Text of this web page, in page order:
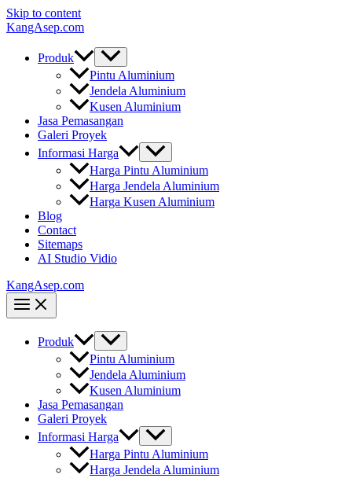
Skip to content
KangAsep.com
Produk
Pintu Aluminium
Jendela Aluminium
Kusen Aluminium
Jasa Pemasangan
Galeri Proyek
Informasi Harga
Harga Pintu Aluminium
Harga Jendela Aluminium
Harga Kusen Aluminium
Blog
Contact
Sitemaps
AI Studio Vidio
KangAsep.com
Produk
Pintu Aluminium
Jendela Aluminium
Kusen Aluminium
Jasa Pemasangan
Galeri Proyek
Informasi Harga
Harga Pintu Aluminium
Harga Jendela Aluminium